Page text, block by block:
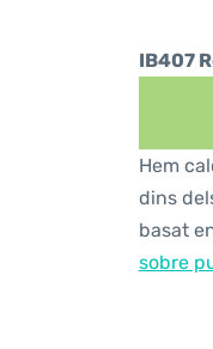
IB407
Hem
dins
basat
sobre